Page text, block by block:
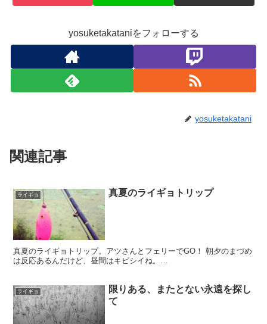
yosuketakataniをフォローする
yosuketakatani
関連記事
ライギョ 真夏のライギョトリップ
真夏のライギョトリップ。アツさんとフェリーでGO！ 朝夕のまづめ
は反応あるんだけど、昼間はキビシイね。…
ライギョ
限りある、またとない永遠を探し
て